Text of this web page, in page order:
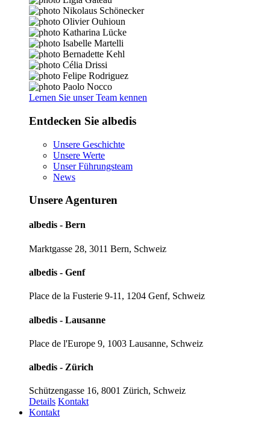
Lernen Sie unser Team kennen
Entdecken Sie albedis
Unsere Geschichte
Unsere Werte
Unser Führungsteam
News
Unsere Agenturen
albedis - Bern
Marktgasse 28, 3011 Bern, Schweiz
albedis - Genf
Place de la Fusterie 9-11, 1204 Genf, Schweiz
albedis - Lausanne
Place de l'Europe 9, 1003 Lausanne, Schweiz
albedis - Zürich
Schützengasse 16, 8001 Zürich, Schweiz
Details Kontakt
Kontakt